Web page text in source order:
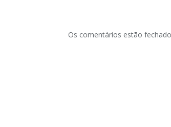
Os comentários estão